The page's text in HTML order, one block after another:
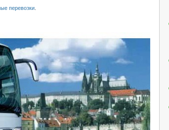
перевозки